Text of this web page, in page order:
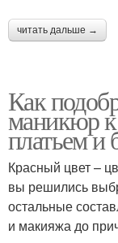
платье
Маникюр под
читать дальше →
Как
маникюр
платьем и
Красный цвет –
вы решились
остальные
и макияжа до